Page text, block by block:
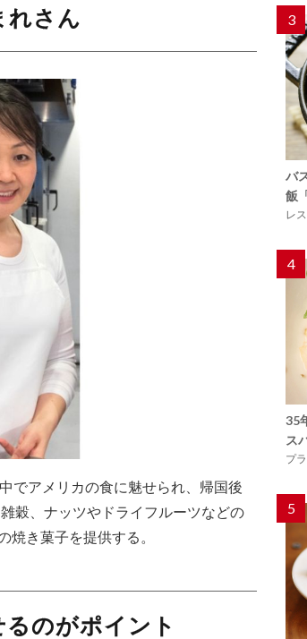
れさん
でアメリカの食に魅せられ、帰国後
穀、ナッツやドライフルーツなどの
焼き菓子を提供する。
のがポイント
3
バ
飯
レ
4
35
ス
プ
5